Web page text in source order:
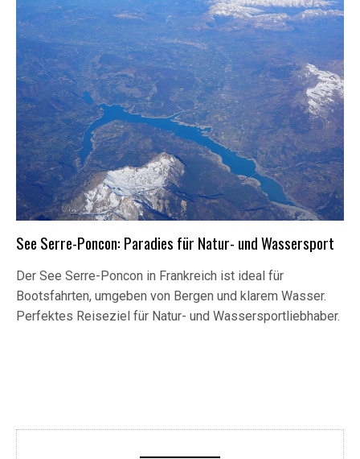
See Serre-Poncon: Paradies für Natur- und Wassersport
Der See Serre-Poncon in Frankreich ist ideal für
Bootsfahrten, umgeben von Bergen und klarem Wasser.
Perfektes Reiseziel für Natur- und Wassersportliebhaber.